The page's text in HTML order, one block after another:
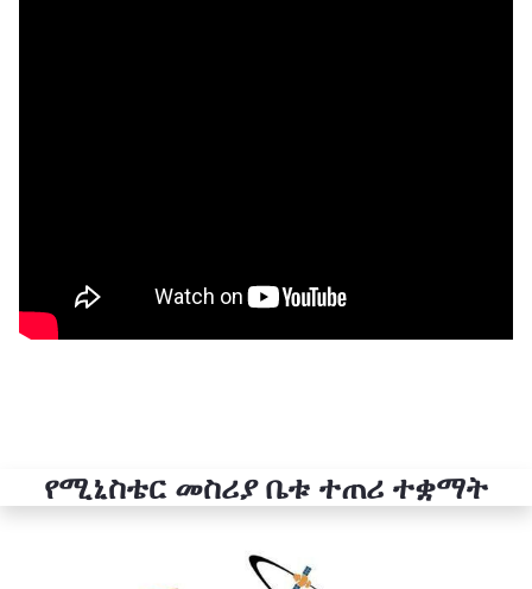
የሚኒስቴር መስሪያ ቤቱ ተጠሪ ተቋማት